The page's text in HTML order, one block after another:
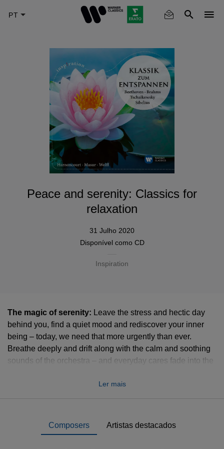
Peace and serenity: Classics for
relaxation
31 Julho 2020
Disponível como CD
Inspiration
Composers Artistas destacados
The magic of serenity: Leave the stress and hectic day
behind you, find a quiet mood and rediscover your inner
being – today, we need that more urgently than ever.
Breathe deeply and drift along with the calm and soothing
sounds of the orchestra – and everyday cares fade into the
Ler mais